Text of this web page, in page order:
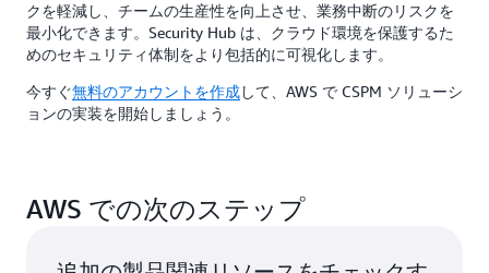
クを軽減し、チームの生産性を向上させ、業務中断のリスクを
最小化できます。Security Hub は、クラウド環境を保護するた
めのセキュリティ体制をより包括的に可視化します。
今すぐ無料のアカウントを作成して、AWS で CSPM ソリューシ
ョンの実装を開始しましょう。
AWS での次のステップ